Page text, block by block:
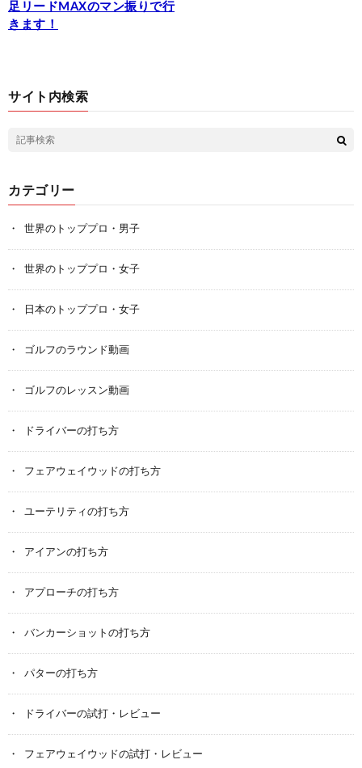
足リードMAXのマン振りで行
きます！
サイト内検索
カテゴリー
世界のトッププロ・男子
世界のトッププロ・女子
日本のトッププロ・女子
ゴルフのラウンド動画
ゴルフのレッスン動画
ドライバーの打ち方
フェアウェイウッドの打ち方
ユーテリティの打ち方
アイアンの打ち方
アプローチの打ち方
バンカーショットの打ち方
パターの打ち方
ドライバーの試打・レビュー
フェアウェイウッドの試打・レビュー